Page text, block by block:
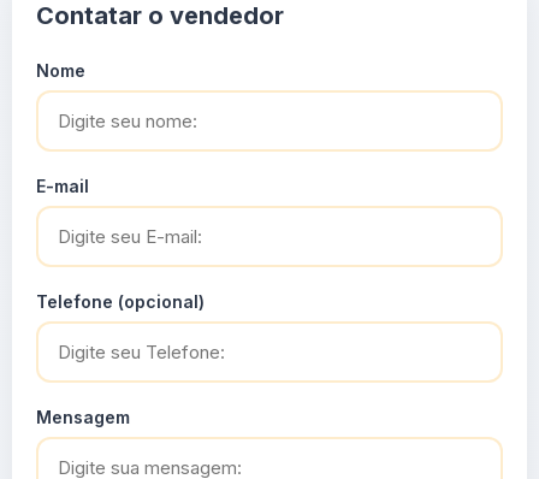
Contatar o vendedor
Nome
E-mail
Telefone (opcional)
Mensagem